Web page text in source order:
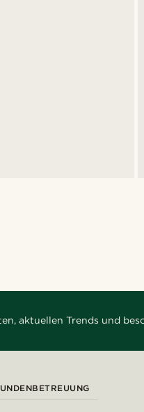
aktuellen Trends und